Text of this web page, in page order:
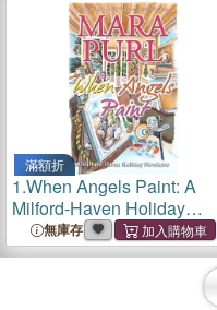
滿額折
1.When Angels Paint: A
Milford-Haven Holiday
Novelette
無庫存